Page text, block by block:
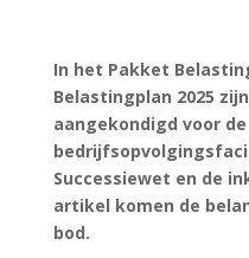
In het Pakket
Belastingplan 2025
aangekondigd voor de
Successiewet en de
artikel komen de
bod.